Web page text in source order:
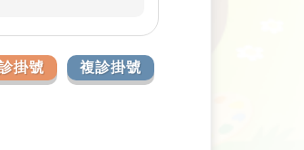
掛號 複診掛號